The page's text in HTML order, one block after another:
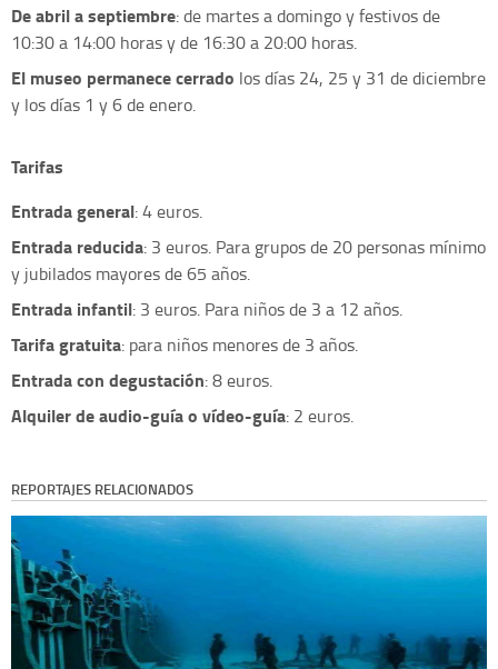
De abril a septiembre: de martes a domingo y festivos de
10:30 a 14:00 horas y de 16:30 a 20:00 horas.
El museo permanece cerrado los días 24, 25 y 31 de diciembre
y los días 1 y 6 de enero.
Tarifas
Entrada general: 4 euros.
Entrada reducida: 3 euros. Para grupos de 20 personas mínimo
y jubilados mayores de 65 años.
Entrada infantil: 3 euros. Para niños de 3 a 12 años.
Tarifa gratuita: para niños menores de 3 años.
Entrada con degustación: 8 euros.
Alquiler de audio-guía o vídeo-guía: 2 euros.
REPORTAJES RELACIONADOS